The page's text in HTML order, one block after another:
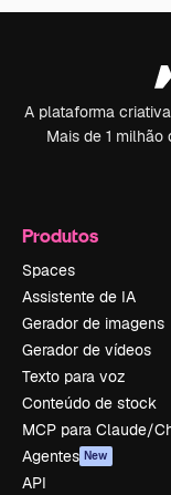
A plataforma
Mais de 1 milhão
Produtos
Spaces
Assistente de IA
Gerador de imagens
Gerador de vídeos
Texto para voz
Conteúdo de stock
MCP para Claude/
Agentes New
API